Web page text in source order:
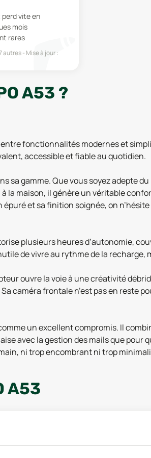
vite en
mois
rares
autres Mise à jour :
A53 ?
fonctionnalités modernes et
accessible et fiable au quotidien.
sa gamme. Que vous soyez adepte
la maison, il génère un véritable
et sa finition soignée, on
plusieurs heures d’autonomie,
de vivre au rythme de la recharge,
ouvre la voie à une créativité
caméra frontale n’est pas en reste
un excellent compromis. Il
avec la gestion des mails que pour
ni trop encombrant ni trop
A53